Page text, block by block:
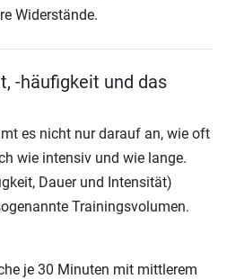
Widerstände.
-häufigkeit und das
es nicht nur darauf an, wie oft
wie intensiv und wie lange.
Dauer und Intensität)
Trainingsvolumen.
je 30 Minuten mit mittlerem